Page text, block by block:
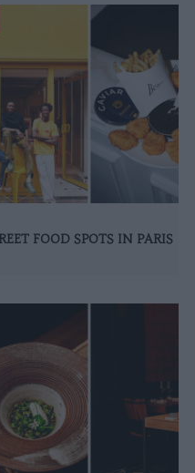
FOOD SPOTS IN PARIS